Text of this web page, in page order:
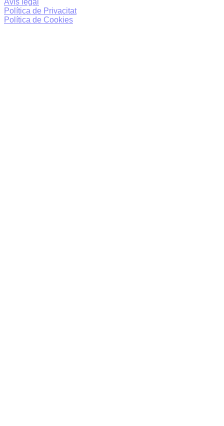
Avís legal
Política de Privacitat
Política de Cookies